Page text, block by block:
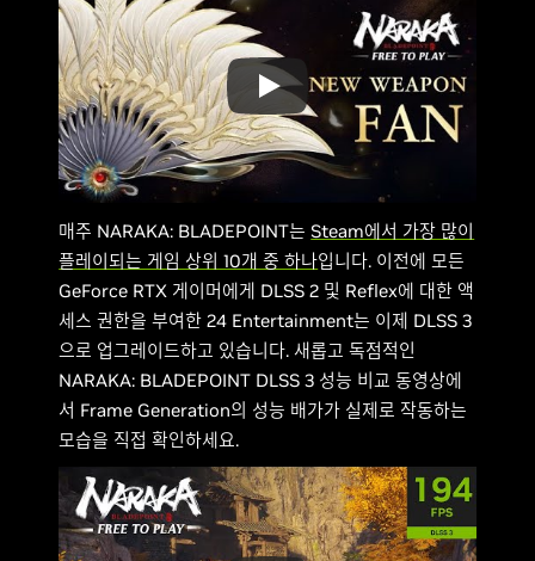
매주 NARAKA: BLADEPOINT는 Steam에서 가장 많이
플레이되는 게임 상위 10개 중 하나입니다. 이전에 모든
GeForce RTX 게이머에게 DLSS 2 및 Reflex에 대한 액
세스 권한을 부여한 24 Entertainment는 이제 DLSS 3
으로 업그레이드하고 있습니다. 새롭고 독점적인
NARAKA: BLADEPOINT DLSS 3 성능 비교 동영상에
서 Frame Generation의 성능 배가가 실제로 작동하는
모습을 직접 확인하세요.